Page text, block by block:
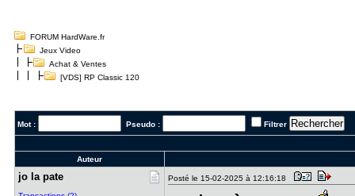
FORUM HardWare.fr
Jeux Video
Achat & Ventes
[VDS] RP Classic 120
Mot : Pseudo : Filtrer
Auteur
jo la pate Posté le 15-02-2025 à 12:16:18